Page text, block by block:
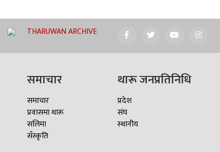
THARUWAN ARCHIVE
समाचार
समाचार
प्रवासमा थारू
सलिमा
सँस्कृति
थारू जनप्रतिनिधि
प्रदेश
संघ
स्थानीय